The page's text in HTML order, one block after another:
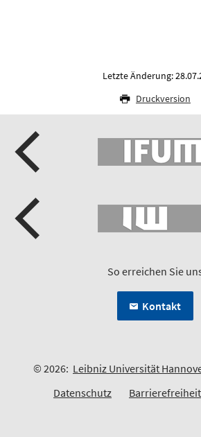
Letzte Änderung:
Druckversion
So erreichen Sie
Kontakt
© 2026: Leibniz Universität
Datenschutz
Barrierefreiheit